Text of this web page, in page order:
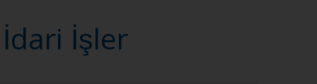
İşler